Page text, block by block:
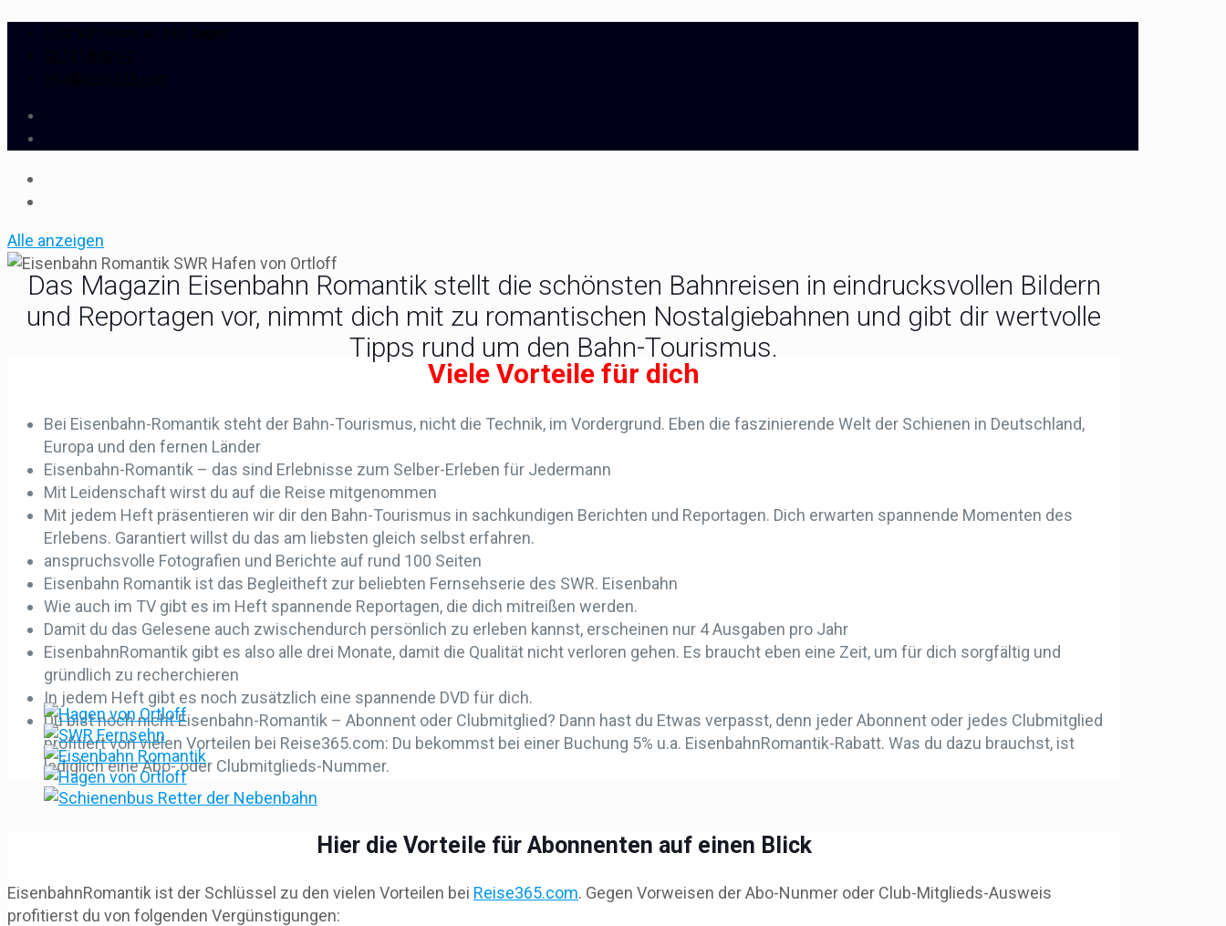
Lust auf reisen an 365 Tagen
02771 8305-0
info@reise365.com
Alle anzeigen
Das Magazin Eisenbahn Romantik stellt die schönsten Bahnreisen in eindrucksvollen Bildern
und Reportagen vor, nimmt dich mit zu romantischen Nostalgiebahnen und gibt dir wertvolle
Tipps rund um den Bahn-Tourismus.
Viele Vorteile für dich
Bei Eisenbahn-Romantik steht der Bahn-Tourismus, nicht die Technik, im Vordergrund. Eben die faszinierende Welt der Schienen in Deutschland,
Europa und den fernen Länder
Eisenbahn-Romantik – das sind Erlebnisse zum Selber-Erleben für Jedermann
Mit Leidenschaft wirst du auf die Reise mitgenommen
Mit jedem Heft präsentieren wir dir den Bahn-Tourismus in sachkundigen Berichten und Reportagen. Dich erwarten spannende Momenten des
Erlebens. Garantiert willst du das am liebsten gleich selbst erfahren.
anspruchsvolle Fotografien und Berichte auf rund 100 Seiten
Eisenbahn Romantik ist das Begleitheft zur beliebten Fernsehserie des SWR. Eisenbahn
Wie auch im TV gibt es im Heft spannende Reportagen, die dich mitreißen werden.
Damit du das Gelesene auch zwischendurch persönlich zu erleben kannst, erscheinen nur 4 Ausgaben pro Jahr
EisenbahnRomantik gibt es also alle drei Monate, damit die Qualität nicht verloren gehen. Es braucht eben eine Zeit, um für dich sorgfältig und
gründlich zu recherchieren
In jedem Heft gibt es noch zusätzlich eine spannende DVD für dich.
Du bist noch nicht Eisenbahn-Romantik – Abonnent oder Clubmitglied? Dann hast du Etwas verpasst, denn jeder Abonnent oder jedes Clubmitglied
profitiert von vielen Vorteilen bei Reise365.com: Du bekommst bei einer Buchung 5% u.a. EisenbahnRomantik-Rabatt. Was du dazu brauchst, ist
lediglich eine Abo- oder Clubmitglieds-Nummer.
Hier die Vorteile für Abonnenten auf einen Blick
EisenbahnRomantik ist der Schlüssel zu den vielen Vorteilen bei Reise365.com. Gegen Vorweisen der Abo-Nunmer oder Club-Mitglieds-Ausweis
profitierst du von folgenden Vergünstigungen: